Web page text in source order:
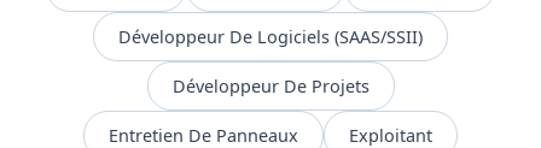
Développeur De Logiciels (SAAS/SSII)
Développeur De Projets
Entretien De Panneaux Exploitant